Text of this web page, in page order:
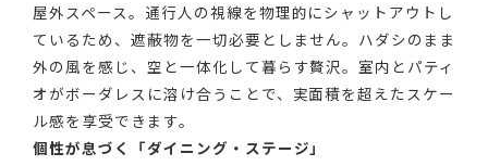
屋外スペース。通行人の視線を物理的にシャットアウトし
ているため、遮蔽物を一切必要としません。ハダシのまま
外の風を感じ、空と一体化して暮らす贅沢。室内とパティ
オがボーダレスに溶け合うことで、実面積を超えたスケー
ル感を享受できます。
個性が息づく「ダイニング・ステージ」